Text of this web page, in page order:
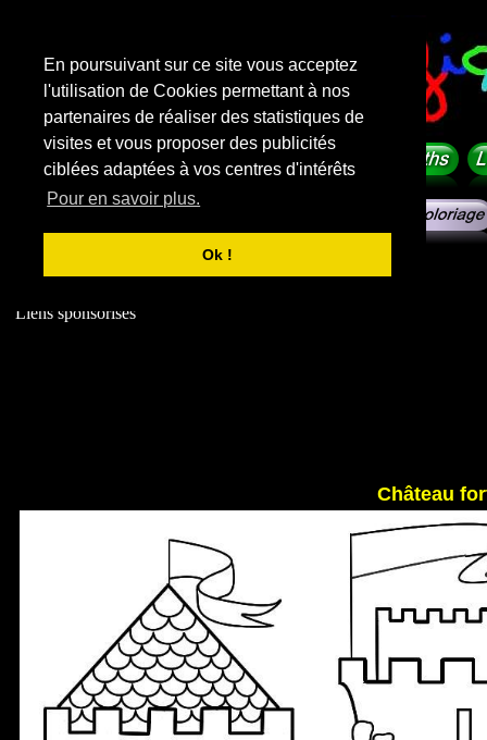
En poursuivant sur ce site vous acceptez
l'utilisation de Cookies permettant à nos
partenaires de réaliser des statistiques de
visites et vous proposer des publicités
ciblées adaptées à vos centres d'intérêts
Pour en savoir plus.
Ok !
Liens sponsorisés
Château